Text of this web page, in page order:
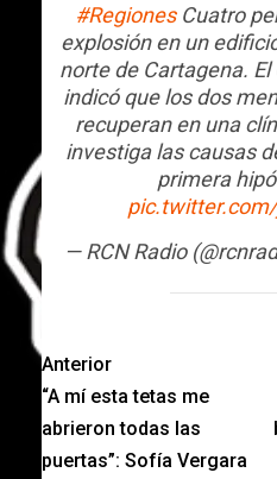
#RegionesCuatro
explosión en un
norte de Cartagena.
indicó que los dos
recuperan en una
investiga las causas
primera
— RCN Radio
Anterior
“A mí esta tetas me
abrieron todas las
puertas”: Sofía Vergara